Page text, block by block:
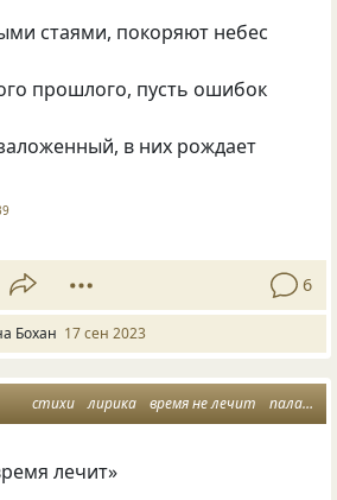
стаями, покоряют небес
прошлого, пусть ошибок
в них рождает
6
Бохан 17 сен 2023
стихи лирика время не лечит палач
лечит»